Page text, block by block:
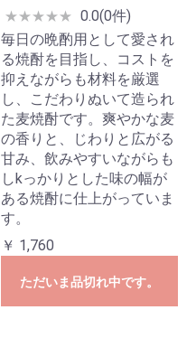
★★★★★ 0.0(0件)
毎日の晩酌用として愛され
る焼酎を目指し、コストを
抑えながらも材料を厳選
し、こだわりぬいて造られ
た麦焼酎です。爽やかな麦
の香りと、じわりと広がる
甘み、飲みやすいながらも
しkっかりとした味の幅が
ある焼酎に仕上がっていま
す。
￥ 1,760
ただいま品切れ中です。